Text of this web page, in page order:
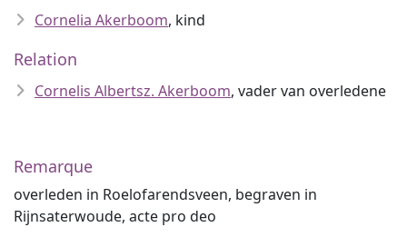
Cornelia Akerboom, kind
Relation
Cornelis Albertsz. Akerboom, vader van overledene
Remarque
overleden in Roelofarendsveen, begraven in
Rijnsaterwoude, acte pro deo